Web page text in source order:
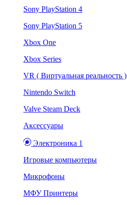
Sony PlayStation 4
Sony PlayStation 5
Xbox One
Xbox Series
VR ( Виртуальная реальность )
Nintendo Switch
Valve Steam Deck
Аксессуары
Электроника 1
Игровые компьютеры
Микрофоны
МФУ Принтеры